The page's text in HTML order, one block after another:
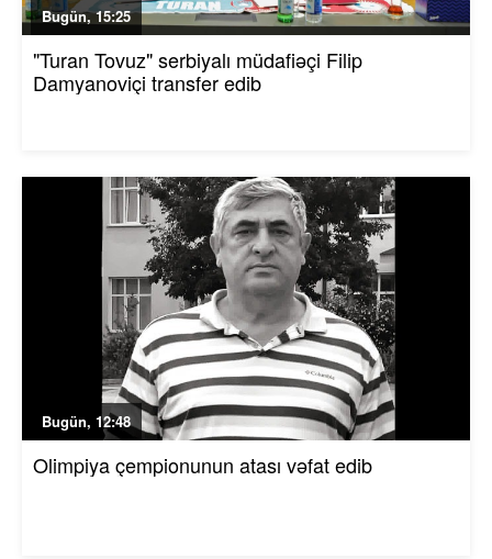
Bugün, 15:25
"Turan Tovuz" serbiyalı müdafiəçi Filip
Damyanoviçi transfer edib
Bugün, 12:48
Olimpiya çempionunun atası vəfat edib